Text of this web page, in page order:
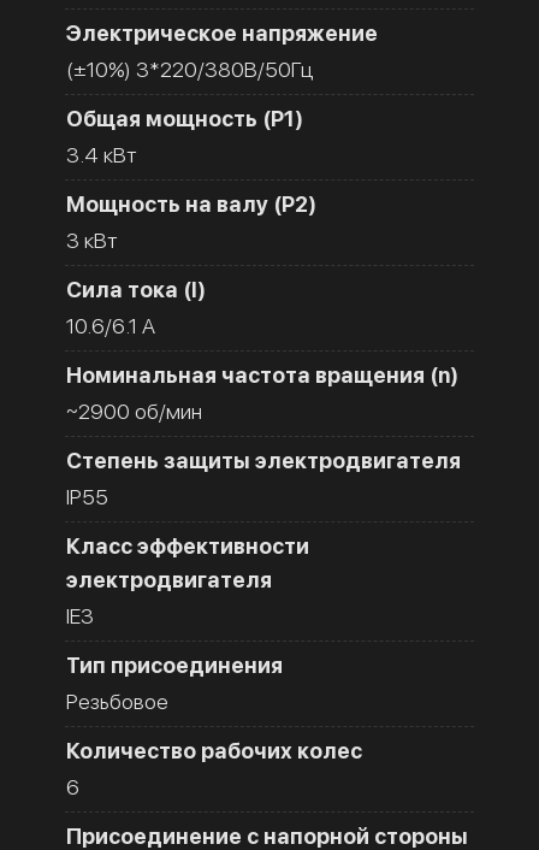
Электрическое напряжение
(±10%) 3*220/380В/50Гц
Общая мощность (Р1)
3.4 кВт
Мощность на валу (Р2)
3 кВт
Сила тока (I)
10.6/6.1 A
Номинальная частота вращения (n)
~2900 об/мин
Степень защиты электродвигателя
IP55
Класс эффективности
электродвигателя
IE3
Тип присоединения
Резьбовое
Количество рабочих колес
6
Присоединение с напорной стороны